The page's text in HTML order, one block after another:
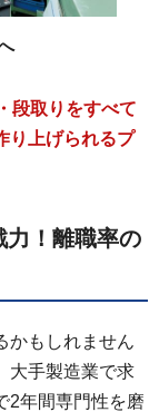
段取りをすべて
り上げられるプ
力！離職率の
かもしれません
大手製造業で求
2年間専門性を磨